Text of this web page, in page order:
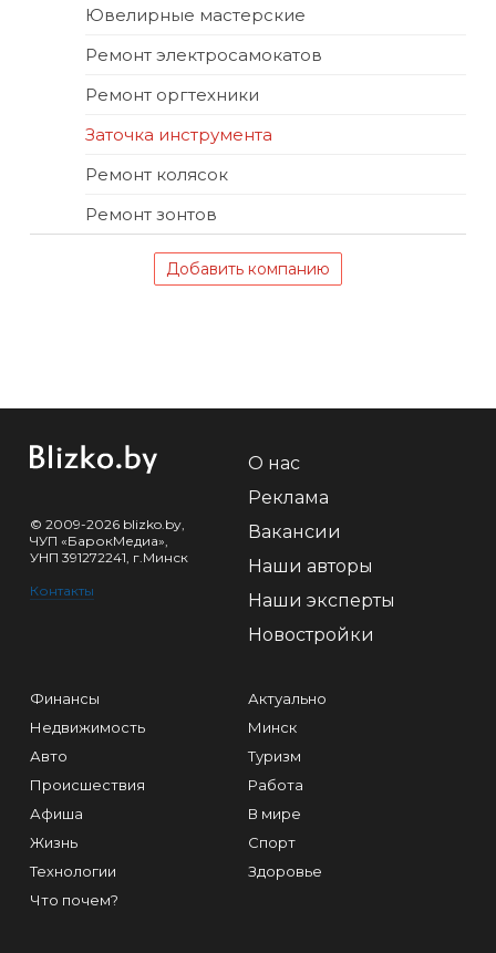
Ювелирные мастерские
Ремонт электросамокатов
Ремонт оргтехники
Заточка инструмента
Ремонт колясок
Ремонт зонтов
Добавить компанию
© 2009-2026 blizko.by,
ЧУП «БарокМедиа»,
УНП 391272241, г.Минск
Контакты
О нас
Реклама
Вакансии
Наши авторы
Наши эксперты
Новостройки
Финансы
Недвижимость
Авто
Происшествия
Афиша
Жизнь
Технологии
Что почем?
Актуально
Минск
Туризм
Работа
В мире
Спорт
Здоровье